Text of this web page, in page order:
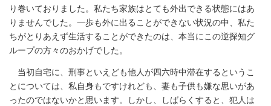
り巻いておりました。私たち家族はとても外出できる状態にはあ
りませんでした。一歩も外に出ることができない状況の中、私た
ちがとりあえず生活することができたのは、本当にこの逆探知グ
ループの方々のおかげでした。
当初自宅に、刑事といえども他人が四六時中滞在するというこ
とについては、私自身もですけれども、妻も子供も嫌な思いがあ
ったのではないかと思います。しかし、しばらくすると、犯人は